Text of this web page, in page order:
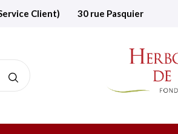
Client) 30 rue Pasquier